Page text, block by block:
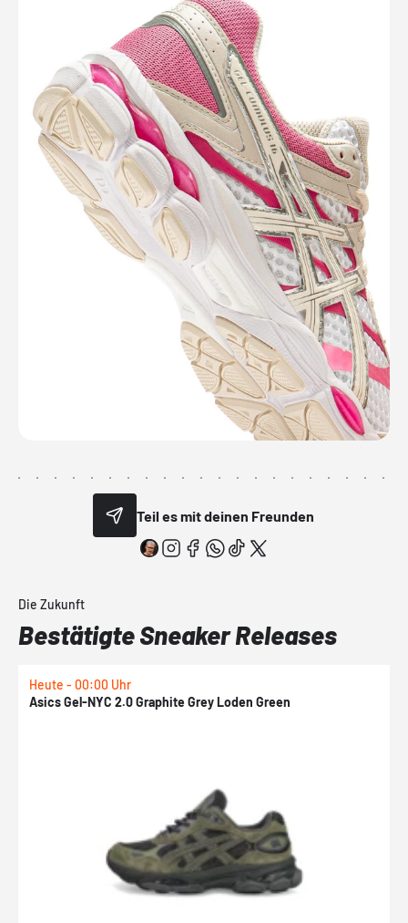
Teil es mit deinen Freunden
Die Zukunft
Bestätigte Sneaker Releases
Heute - 00:00 Uhr
Asics Gel-NYC 2.0 Graphite Grey Loden Green